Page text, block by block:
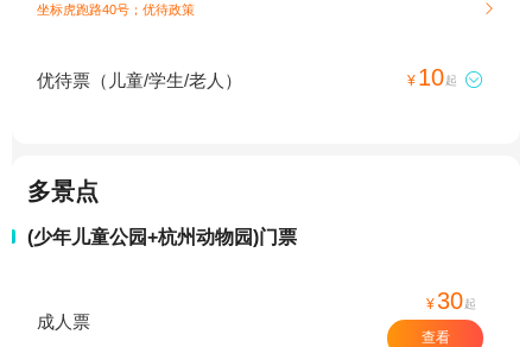
坐标虎跑路40号； 优待政策 
优待票（儿童/学生/老人） ¥ 10起 
多景点
(少年儿童公园+杭州动物园)门票
成人票
¥30起
查看